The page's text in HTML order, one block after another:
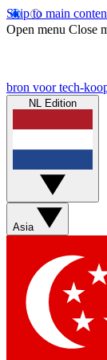
Skip to main
Open menu Close
bron voor tech-
NL Edition
Asia